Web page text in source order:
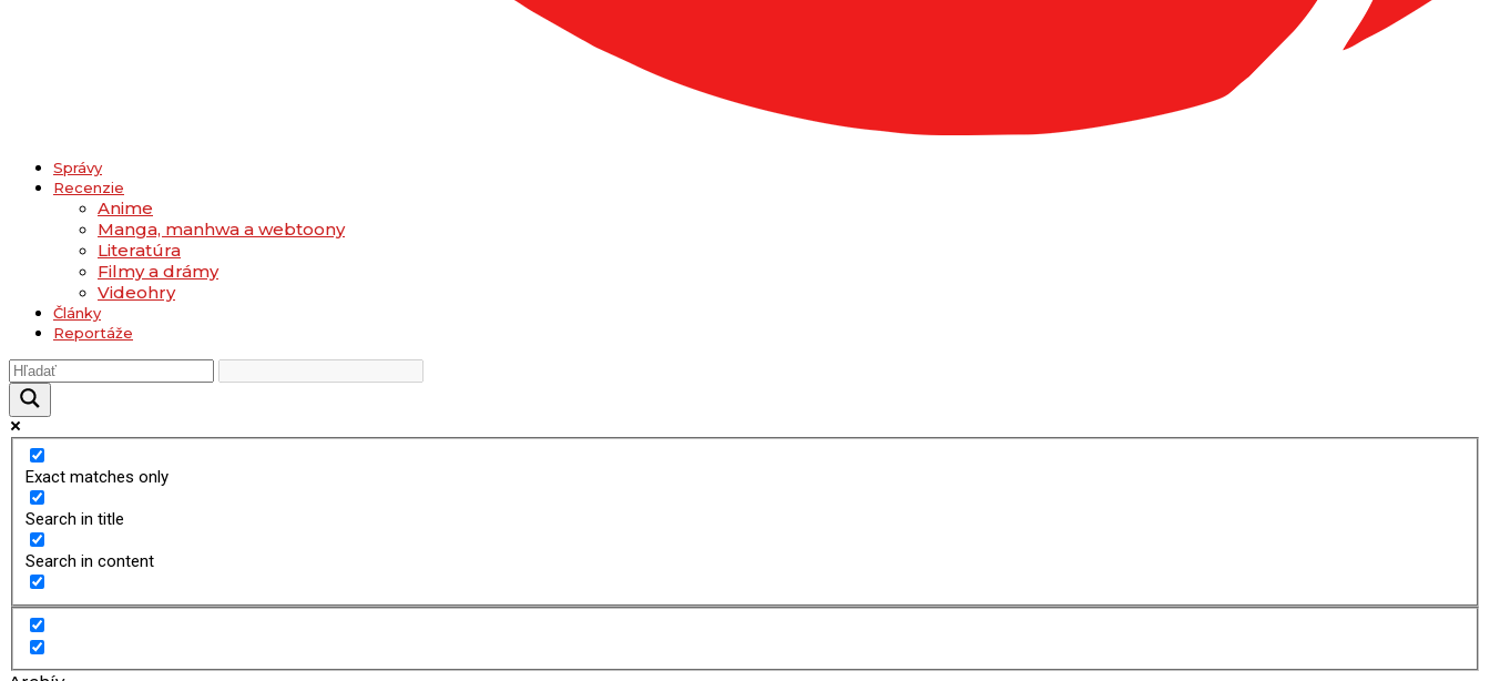
Správy
Recenzie
Anime
Manga, manhwa a webtoony
Literatúra
Filmy a drámy
Videohry
Články
Reportáže
Exact matches only
Search in title
Search in content